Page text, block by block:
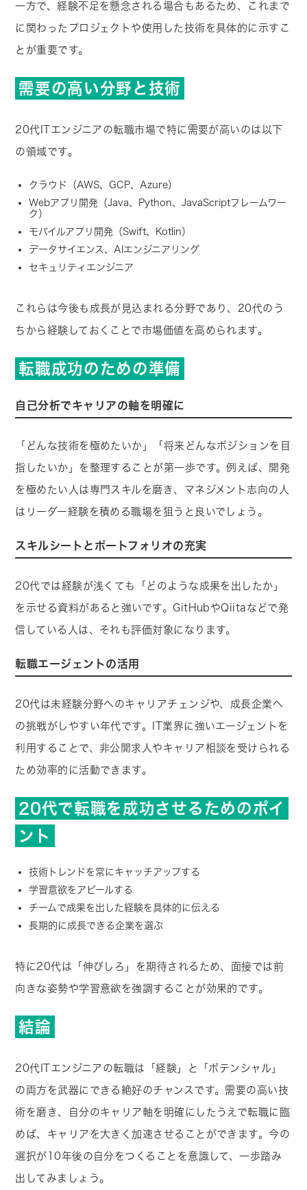
一方で、経験不足を懸念される場合もあるため、これまで
に関わったプロジェクトや使用した技術を具体的に示すこ
とが重要です。
需要の高い分野と技術
20代ITエンジニアの転職市場で特に需要が高いのは以下
の領域です。
クラウド（AWS、GCP、Azure）
Webアプリ開発（Java、Python、JavaScriptフレームワー
ク）
モバイルアプリ開発（Swift、Kotlin）
データサイエンス、AIエンジニアリング
セキュリティエンジニア
これらは今後も成長が見込まれる分野であり、20代のう
ちから経験しておくことで市場価値を高められます。
転職成功のための準備
自己分析でキャリアの軸を明確に
「どんな技術を極めたいか」「将来どんなポジションを目
指したいか」を整理することが第一歩です。例えば、開発
を極めたい人は専門スキルを磨き、マネジメント志向の人
はリーダー経験を積める職場を狙うと良いでしょう。
スキルシートとポートフォリオの充実
20代では経験が浅くても「どのような成果を出したか」
を示せる資料があると強いです。GitHubやQiitaなどで発
信している人は、それも評価対象になります。
転職エージェントの活用
20代は未経験分野へのキャリアチェンジや、成長企業へ
の挑戦がしやすい年代です。IT業界に強いエージェントを
利用することで、非公開求人やキャリア相談を受けられる
ため効率的に活動できます。
20代で転職を成功させるためのポイ
ント
技術トレンドを常にキャッチアップする
学習意欲をアピールする
チームで成果を出した経験を具体的に伝える
長期的に成長できる企業を選ぶ
特に20代は「伸びしろ」を期待されるため、面接では前
向きな姿勢や学習意欲を強調することが効果的です。
結論
20代ITエンジニアの転職は「経験」と「ポテンシャル」
の両方を武器にできる絶好のチャンスです。需要の高い技
術を磨き、自分のキャリア軸を明確にしたうえで転職に臨
めば、キャリアを大きく加速させることができます。今の
選択が10年後の自分をつくることを意識して、一歩踏み
出してみましょう。